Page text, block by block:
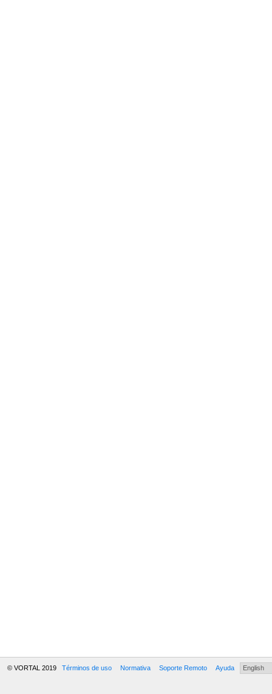
© VORTAL 2019 Términos de uso Normativa Soporte Remoto Ayuda